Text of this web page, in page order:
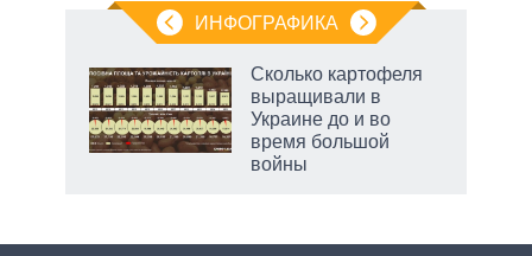
ИНФОГРАФИКА
Сколько картофеля
выращивали в
Украине до и во
время большой
войны